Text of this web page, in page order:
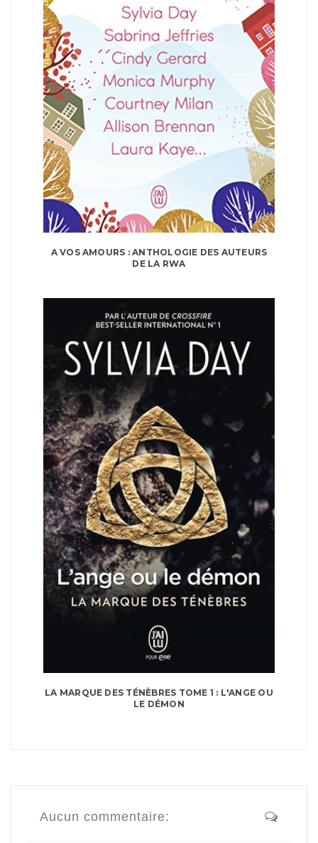
A VOS AMOURS : ANTHOLOGIE DES AUTEURS
DE LA RWA
LA MARQUE DES TÉNÈBRES TOME 1 : L'ANGE OU
LE DÉMON
Aucun commentaire: